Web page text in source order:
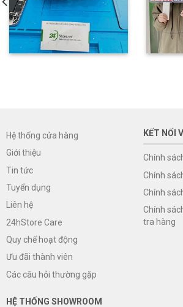
Hệ thống cửa hàng
Giới thiệu
Tin tức
Tuyển dụng
Liên hệ
24hStore Care
Quy chế hoạt động
Ưu đãi thành viên
Các câu hỏi thường gặp
KẾT NỐI
Chính
Chính
Chính
Chính
tra hàng
HỆ THỐNG SHOWROOM